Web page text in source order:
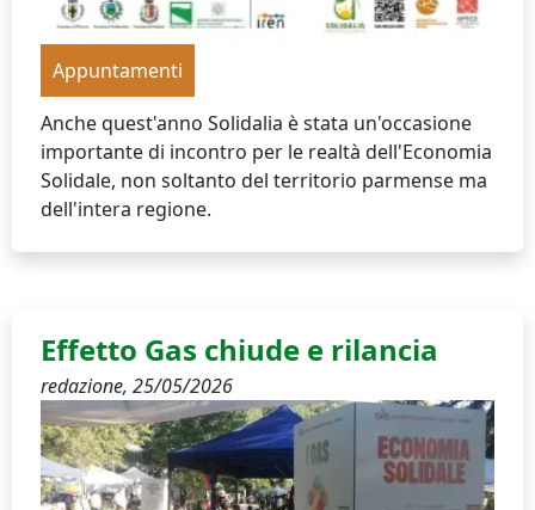
Appuntamenti
Anche quest'anno Solidalia è stata un'occasione
importante di incontro per le realtà dell'Economia
Solidale, non soltanto del territorio parmense ma
dell'intera regione.
Effetto Gas chiude e rilancia
redazione, 25/05/2026